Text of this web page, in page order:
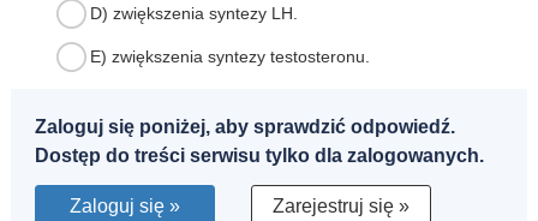
D) zwiększenia syntezy LH.
E) zwiększenia syntezy testosteronu.
Zaloguj się poniżej, aby sprawdzić odpowiedź.
Dostęp do treści serwisu tylko dla zalogowanych.
Zaloguj się » Zarejestruj się »